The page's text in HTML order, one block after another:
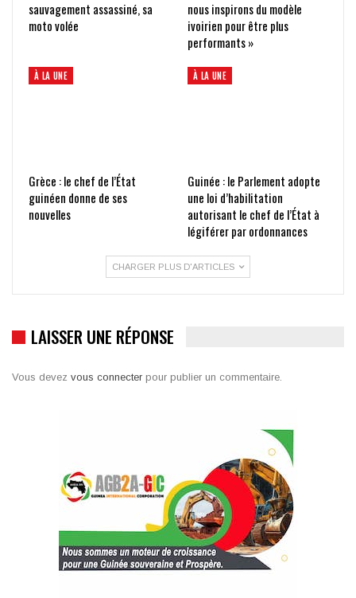
sauvagement assassiné, sa
moto volée
nous inspirons du modèle
ivoirien pour être plus
performants »
À LA UNE
Grèce : le chef de l’État
guinéen donne de ses
nouvelles
À LA UNE
Guinée : le Parlement adopte
une loi d’habilitation
autorisant le chef de l’État à
légiférer par ordonnances
CHARGER PLUS D'ARTICLES
LAISSER UNE RÉPONSE
Vous devez vous connecter pour publier un commentaire.